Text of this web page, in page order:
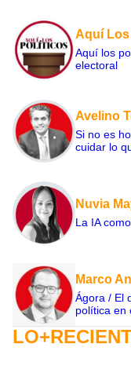
Aquí
Aquí los
electoral
Avelino
Si no es
cuidar lo
Nuvia
La IA
Marco
Ágora / El
política en